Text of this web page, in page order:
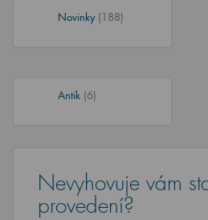
Novinky (188)
Antik (6)
Nevyhovuje vám
provedení?